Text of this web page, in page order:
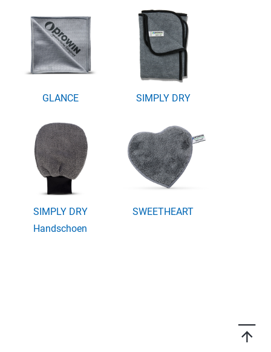
GLANCE SIMPLY DRY
SIMPLY DRY
Handschoen
SWEETHEART